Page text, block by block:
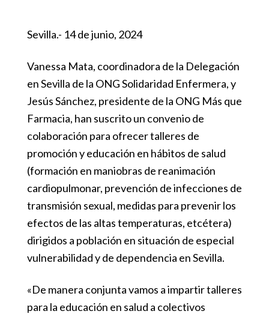
Sevilla.- 14 de junio, 2024
Vanessa Mata, coordinadora de la Delegación
en Sevilla de la ONG Solidaridad Enfermera, y
Jesús Sánchez, presidente de la ONG Más que
Farmacia, han suscrito un convenio de
colaboración para ofrecer talleres de
promoción y educación en hábitos de salud
(formación en maniobras de reanimación
cardiopulmonar, prevención de infecciones de
transmisión sexual, medidas para prevenir los
efectos de las altas temperaturas, etcétera)
dirigidos a población en situación de especial
vulnerabilidad y de dependencia en Sevilla.
«De manera conjunta vamos a impartir talleres
para la educación en salud a colectivos